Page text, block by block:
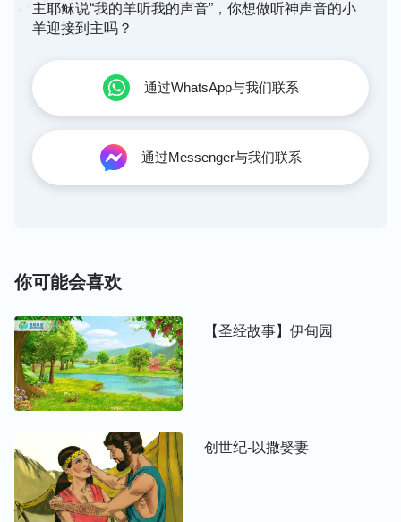
主耶稣说“我的羊听我的声音”，你想做听神声音的小
羊迎接到主吗？
通过WhatsApp与我们联系
通过Messenger与我们联系
你可能会喜欢
【圣经故事】伊甸园
创世纪-以撒娶妻